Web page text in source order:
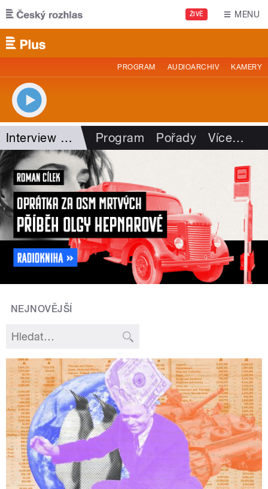
Přejít k hlavnímu obsahu
ŽIVĚ MENU
PROGRAM AUDIOARCHIV KAMERY
Interview Plus Program Pořady Více…
NEJNOVĚJŠÍ